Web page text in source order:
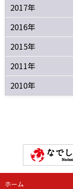
2017年
2016年
2015年
2011年
2010年
ホーム